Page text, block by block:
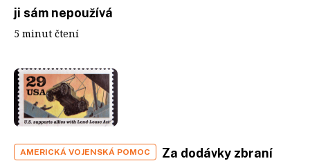
ji sám nepoužívá
5 minut čtení
AMERICKÁ VOJENSKÁ POMOC
Za dodávky zbraní